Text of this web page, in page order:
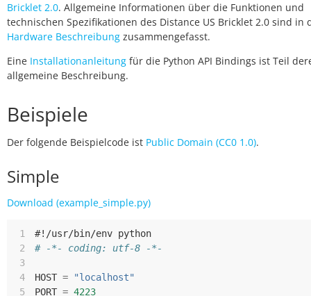
Bricklet 2.0. Allgemeine Informationen über die Funktionen und
technischen Spezifikationen des Distance US Bricklet 2.0 sind in
Hardware Beschreibung zusammengefasst.
Eine Installationanleitung für die Python API Bindings ist Teil
allgemeine Beschreibung.
Beispiele
Der folgende Beispielcode ist Public Domain (CC0 1.0).
Simple
Download (example_simple.py)
1
#!/usr/bin/env python
2
# -*- coding: utf-8 -*-
3
4
HOST =
"localhost"
5
PORT = 4223